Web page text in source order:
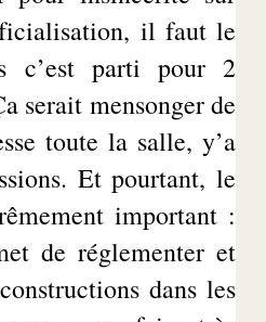
il faut le
c’est parti pour 2
serait mensonger de
toute la salle, y’a
Et pourtant, le
important :
de réglementer et
dans les